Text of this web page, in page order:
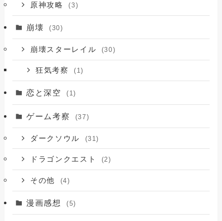
原神攻略 (3)
崩壊 (30)
崩壊スターレイル (30)
狂気考察 (1)
恋と深空 (1)
ゲーム考察 (37)
ダークソウル (31)
ドラゴンクエスト (2)
その他 (4)
漫画感想 (5)